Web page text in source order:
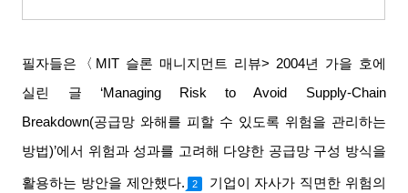
필자들은 〈 MIT 슬론 매니지먼트 리뷰> 2004년 가을 호에
실린 글 ‘Managing Risk to Avoid Supply-Chain
Breakdown(공급망 와해를 피할 수 있도록 위험을 관리하는
방법)’에서 위험과 성과를 고려해 다양한 공급망 구성 방식을
활용하는 방안을 제안했다. 2
기업이 자사가 직면한 위험의